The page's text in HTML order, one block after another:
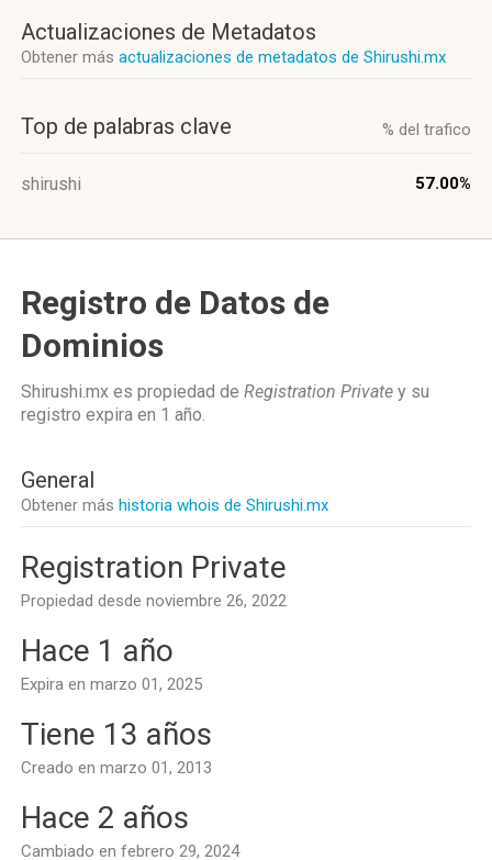
Actualizaciones de Metadatos
Obtener más actualizaciones de metadatos de Shirushi.mx
Top de palabras clave % del trafico
shirushi 57.00%
Registro de Datos de
Dominios
Shirushi.mx es propiedad de Registration Private y su
registro expira en 1 año.
General
Obtener más historia whois de Shirushi.mx
Registration Private
Propiedad desde noviembre 26, 2022
Hace 1 año
Expira en marzo 01, 2025
Tiene 13 años
Creado en marzo 01, 2013
Hace 2 años
Cambiado en febrero 29, 2024